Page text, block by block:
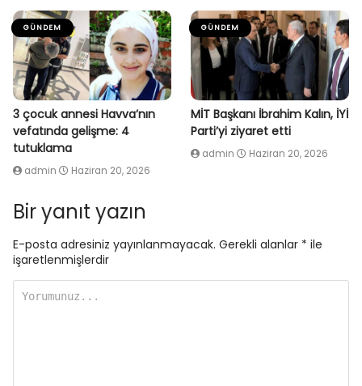
GÜNDEM
3 çocuk annesi Havva’nın
vefatında gelişme: 4
tutuklama
admin Haziran 20, 2026
GÜNDEM
MİT Başkanı İbrahim Kalın, İYİ
Parti’yi ziyaret etti
admin Haziran 20, 2026
Bir yanıt yazın
E-posta adresiniz yayınlanmayacak. Gerekli alanlar * ile
işaretlenmişlerdir